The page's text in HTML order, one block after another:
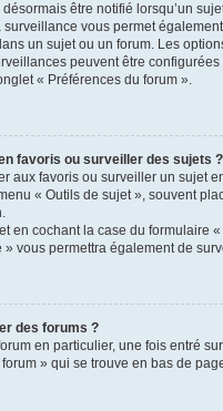
être notifié lorsqu’un
vous permet également
un sujet ou un forum. Les
peuvent être
« Préférences du forum ».
favoris ou surveiller des sujets ?
aux favoris ou surveiller un sujet
« Outils de sujet », souvent
en cochant la case du formulaire «
» vous permettra également de
des forums ?
en particulier, une fois entré
» qui se trouve en bas de